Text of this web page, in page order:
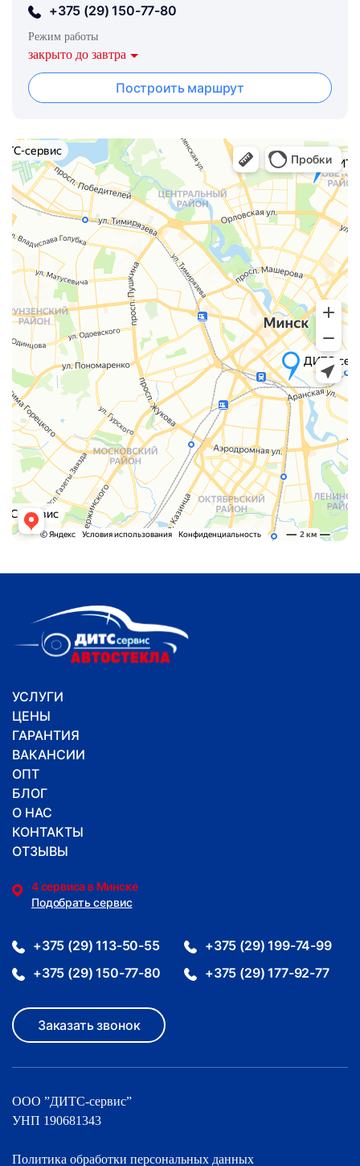
+375 (29) 150-77-80
Режим работы
закрыто до завтра
Построить маршрут
УСЛУГИ
ЦЕНЫ
ГАРАНТИЯ
ВАКАНСИИ
ОПТ
БЛОГ
О НАС
КОНТАКТЫ
ОТЗЫВЫ
4 сервиса в Минске
Подобрать сервис
+375 (29) 113-50-55
+375 (29) 199-74-99
+375 (29) 150-77-80
+375 (29) 177-92-77
Заказать звонок
ООО ”ДИТС-cервис”
УНП 190681343
Политика обработки персональных данных